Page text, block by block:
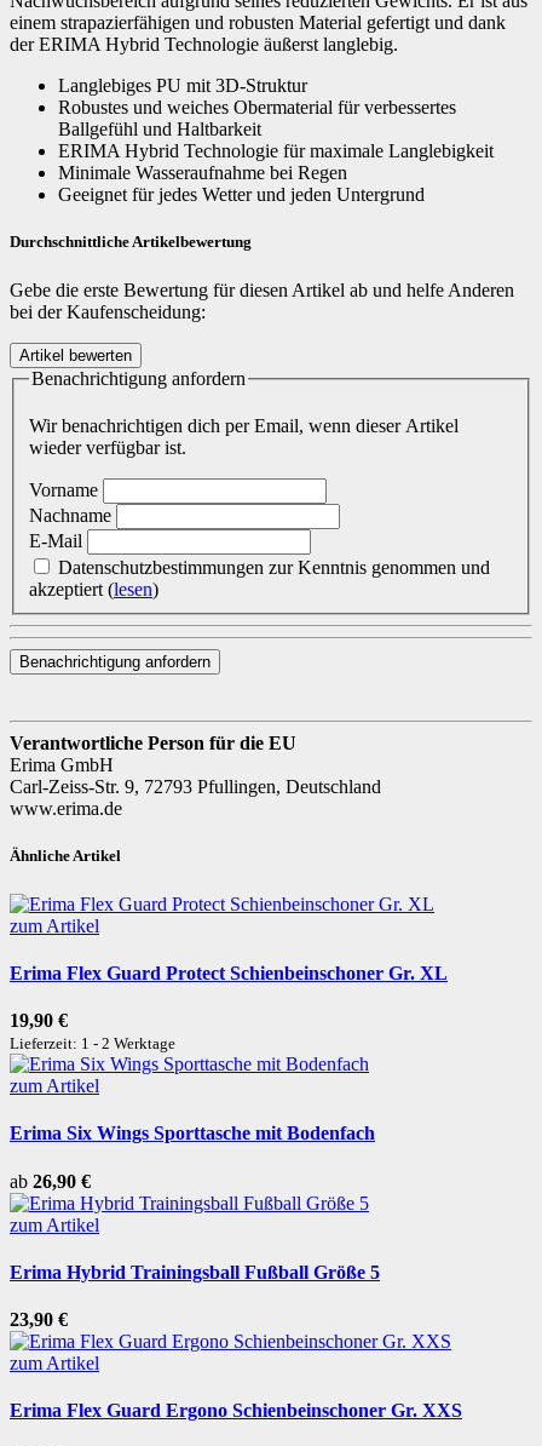
einem strapazierfähigen und robusten Material gefertigt und dank
der ERIMA Hybrid Technologie äußerst langlebig.
Langlebiges PU mit 3D-Struktur
Robustes und weiches Obermaterial für verbessertes
Ballgefühl und Haltbarkeit
ERIMA Hybrid Technologie für maximale Langlebigkeit
Minimale Wasseraufnahme bei Regen
Geeignet für jedes Wetter und jeden Untergrund
Durchschnittliche Artikelbewertung
Gebe die erste Bewertung für diesen Artikel ab und helfe Anderen
bei der Kaufenscheidung:
Benachrichtigung anfordern
Wir benachrichtigen dich per Email, wenn dieser Artikel
wieder verfügbar ist.
Vorname
Nachname
E-Mail
akzeptiert (lesen)
Benachrichtigung anfordern
Verantwortliche Person für die EU
Erima GmbH
Carl-Zeiss-Str. 9, 72793 Pfullingen, Deutschland
www.erima.de
Ähnliche Artikel
zum Artikel
Erima Flex Guard Protect Schienbeinschoner Gr. XL
19,90 €
Lieferzeit: 1 - 2 Werktage
zum Artikel
Erima Six Wings Sporttasche mit Bodenfach
ab 26,90 €
zum Artikel
Erima Hybrid Trainingsball Fußball Größe 5
23,90 €
zum Artikel
Erima Flex Guard Ergono Schienbeinschoner Gr. XXS